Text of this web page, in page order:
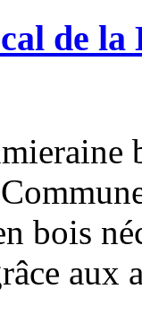
de
bois
aux